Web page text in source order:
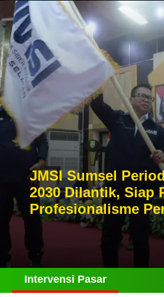
JMSI Sumsel
2030 Dilantik, Siap
Profesionalisme
Intervensi Pasar